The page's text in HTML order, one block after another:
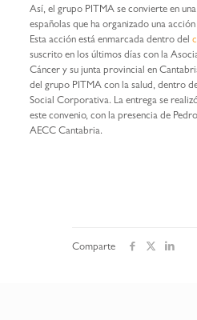
Así, el grupo PITMA se convierte en una
españolas que ha organizado una
Esta acción está enmarcada dentro del
suscrito en los últimos días con la
Cáncer y su junta provincial en
del grupo PITMA con la salud, dentro
Social Corporativa. La entrega se
este convenio, con la presencia de
AECC Cantabria.
Comparte